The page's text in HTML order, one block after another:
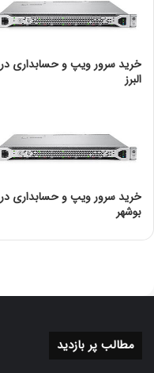
خرید سرور ویپ و حسابداری در
البرز
خرید سرور ویپ و حسابداری در
بوشهر
مطالب پر بازدید